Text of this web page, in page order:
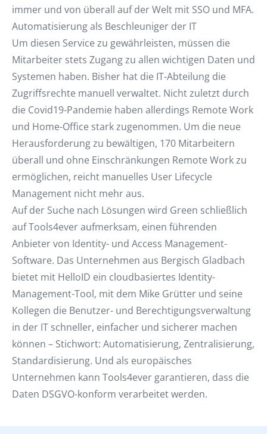
immer und von überall auf der Welt mit SSO und MFA.
Automatisierung als Beschleuniger der IT
Um diesen Service zu gewährleisten, müssen die
Mitarbeiter stets Zugang zu allen wichtigen Daten und
Systemen haben. Bisher hat die IT-Abteilung die
Zugriffsrechte manuell verwaltet. Nicht zuletzt durch
die Covid19-Pandemie haben allerdings Remote Work
und Home-Office stark zugenommen. Um die neue
Herausforderung zu bewältigen, 170 Mitarbeitern
überall und ohne Einschränkungen Remote Work zu
ermöglichen, reicht manuelles User Lifecycle
Management nicht mehr aus.
Auf der Suche nach Lösungen wird Green schließlich
auf Tools4ever aufmerksam, einen führenden
Anbieter von Identity- und Access Management-
Software. Das Unternehmen aus Bergisch Gladbach
bietet mit HelloID ein cloudbasiertes Identity-
Management-Tool, mit dem Mike Grütter und seine
Kollegen die Benutzer- und Berechtigungsverwaltung
in der IT schneller, einfacher und sicherer machen
können – Stichwort: Automatisierung, Zentralisierung,
Standardisierung. Und als europäisches
Unternehmen kann Tools4ever garantieren, dass die
Daten DSGVO-konform verarbeitet werden.